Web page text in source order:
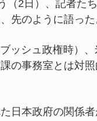
（2日）、記者た
先のように語った
ッシュ政権時）
の事務室とは対
日本政府の関係